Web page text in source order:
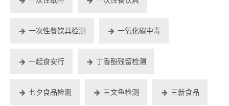
一次性餐饮具检测 一氧化碳中毒
一起食安行 丁香酚残留检测
七夕食品检测 三文鱼检测 三新食品